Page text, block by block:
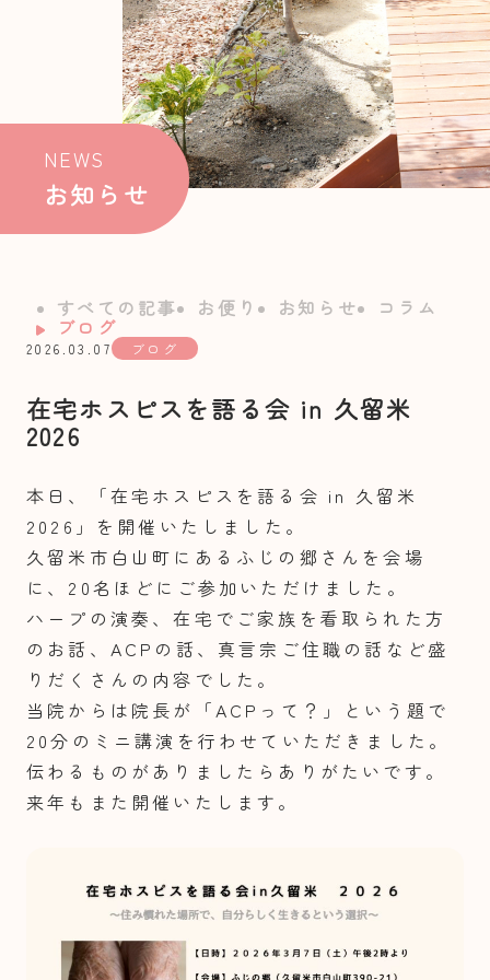
NEWS
お知らせ
すべての記事 お便り お知らせ コラム
ブログ
2026.03.07 ブログ
在宅ホスピスを語る会 in 久留米
2026
本日、「在宅ホスピスを語る会 in 久留米
2026」を開催いたしました。
久留米市白山町にあるふじの郷さんを会場
に、20名ほどにご参加いただけました。
ハープの演奏、在宅でご家族を看取られた方
のお話、ACPの話、真言宗ご住職の話など盛
りだくさんの内容でした。
当院からは院長が「ACPって？」という題で
20分のミニ講演を行わせていただきました。
伝わるものがありましたらありがたいです。
来年もまた開催いたします。